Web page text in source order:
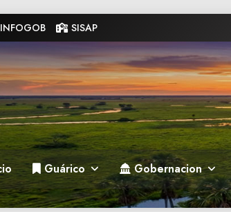
INFOGOB SISAP
de Guarico
Guarico
Guárico Gobernacion